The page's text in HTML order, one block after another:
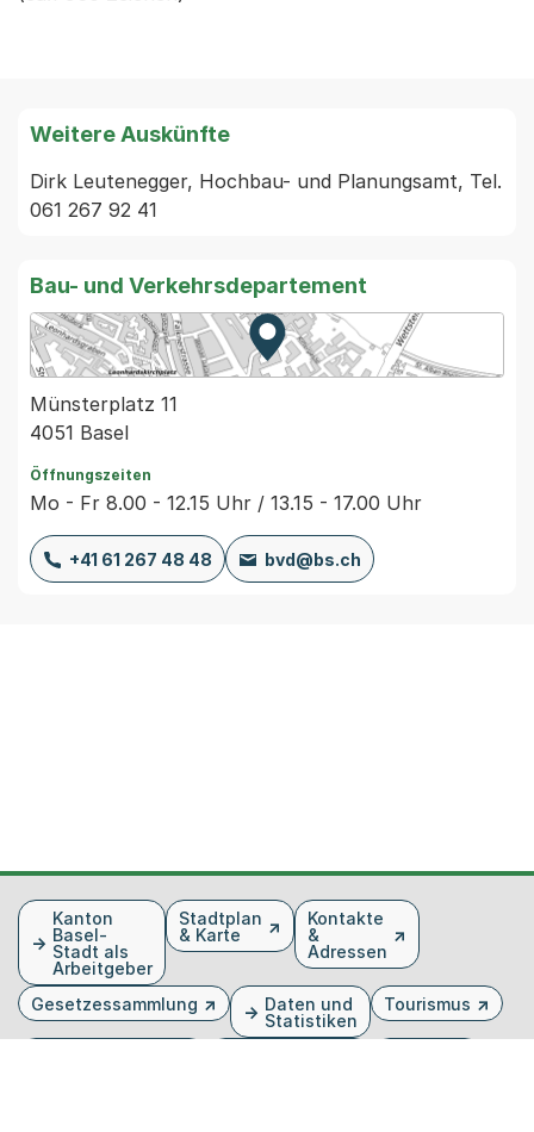
Weitere Auskünfte
Dirk Leutenegger, Hochbau- und Planungsamt, Tel.
061 267 92 41
Bau- und Verkehrsdepartement
Zur Karte von MapBS.
Externer Link, wird in einem
Münsterplatz 11
4051 Basel
Öffnungszeiten
Mo - Fr 8.00 - 12.15 Uhr / 13.15 - 17.00 Uhr
+41 61 267 48 48 bvd@bs.ch
FusszeileKanton
Basel-
Stadt als
Arbeitgeber
Stadtplan
& Karte
Kontakte
&
Adressen
Gesetzessammlung
Daten und
Statistiken
Tourismus